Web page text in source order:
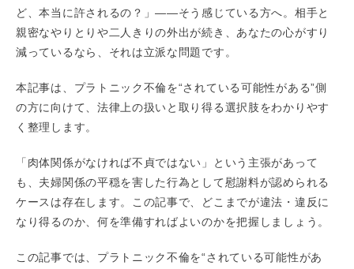
ど、本当に許されるの？」――そう感じている方へ。相手と
親密なやりとりや二人きりの外出が続き、あなたの心がすり
減っているなら、それは立派な問題です。
本記事は、プラトニック不倫を“されている可能性がある”側
の方に向けて、法律上の扱いと取り得る選択肢をわかりやす
く整理します。
「肉体関係がなければ不貞ではない」という主張があって
も、夫婦関係の平穏を害した行為として慰謝料が認められる
ケースは存在します。この記事で、どこまでが違法・違反に
なり得るのか、何を準備すればよいのかを把握しましょう。
この記事では、プラトニック不倫を“されている可能性があ